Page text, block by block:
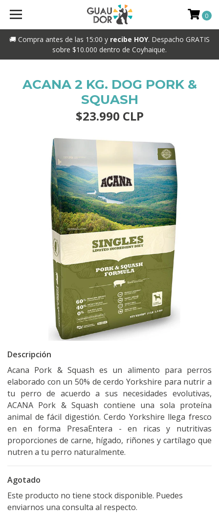
🚚 Compra antes de las 15:00 y recibe HOY. Despacho GRATIS
sobre $10.000 dentro de Coyhaique.
0
ACANA 2 KG. DOG PORK &
SQUASH
$23.990 CLP
Descripción
Acana Pork & Squash es un alimento para perros
elaborado con un 50% de cerdo Yorkshire para nutrir a
tu perro de acuerdo a sus necesidades evolutivas,
ACANA Pork & Squash contiene una sola proteína
animal de fácil digestión. Cerdo Yorkshire llega fresco
en en forma PresaEntera - en ricas y nutritivas
proporciones de carne, hígado, riñones y cartílago que
nutren a tu perro naturalmente.
Agotado
Este producto no tiene stock disponible. Puedes
enviarnos una consulta al respecto.